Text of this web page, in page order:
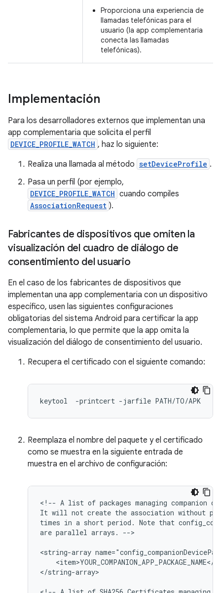
Proporciona una experiencia de
llamadas telefónicas para el
usuario (la app complementaria
conecta las llamadas
telefónicas).
Implementación
Para los desarrolladores externos que implementan una
app complementaria que solicita el perfil
DEVICE_PROFILE_WATCH , haz lo siguiente:
Realiza una llamada al método setDeviceProfile .
Pasa un perfil (por ejemplo,
DEVICE_PROFILE_WATCH cuando compiles
AssociationRequest ).
Fabricantes de dispositivos que omiten la
visualización del cuadro de diálogo de
consentimiento del usuario
En el caso de los fabricantes de dispositivos que
implementan una app complementaria con un dispositivo
específico, usen las siguientes configuraciones
obligatorias del sistema Android para certificar la app
complementaria, lo que permite que la app omita la
visualización del diálogo de consentimiento del usuario.
Recupera el certificado con el siguiente comando:
keytool -printcert - jarfile PATH/TO/APK
Reemplaza el nombre del paquete y el certificado
como se muestra en la siguiente entrada de
muestra en el archivo de configuración:
<!-- A list of packages managing companion
It will not create the association without
times in a short period. Note that
are parallel arrays. -->
<string-array
<item>YOUR_COMPANION_APP_PACKAGE_NAME</
</string-array>